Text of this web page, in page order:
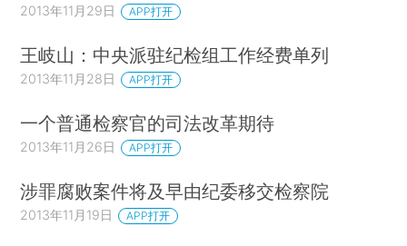
2013年11月29日 APP打开
王岐山：中央派驻纪检组工作经费单列
2013年11月28日 APP打开
一个普通检察官的司法改革期待
2013年11月26日 APP打开
涉罪腐败案件将及早由纪委移交检察院
2013年11月19日 APP打开